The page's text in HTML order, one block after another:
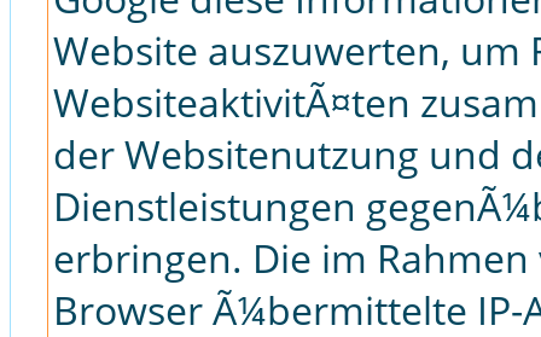
Website auszuwerten, um
WebsiteaktivitÃ¤ten
der Websitenutzung und
Dienstleistungen
erbringen. Die im
Browser Ã¼bermittelte